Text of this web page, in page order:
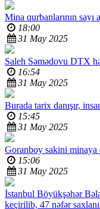
Mina qurbanlarının sayı
18:00
31 May 2025
Saleh Səmədovu DTX
16:54
31 May 2025
Burada tarix danışır,
15:45
31 May 2025
Goranboy sakini minaya
15:06
31 May 2025
İstanbul Böyükşəhər
keçirilib, 47 nəfər